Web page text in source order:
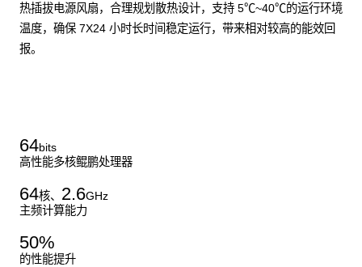
热插拔电源风扇，合理规划散热设计，支持 5℃~40℃的运行环境
温度，确保 7X24 小时长时间稳定运行，带来相对较高的能效回
报。
64bits
高性能多核鲲鹏处理器
64核、 2.6GHz
主频计算能力
50%
的性能提升